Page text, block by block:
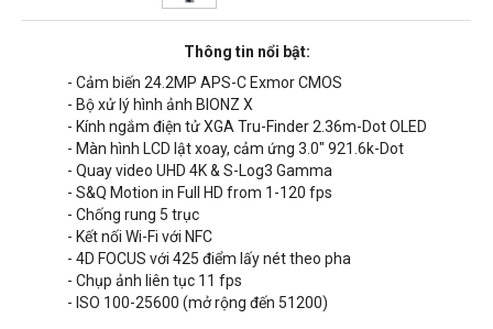
Thông tin nổi bật:
- Cảm biến 24.2MP APS-C Exmor CMOS
- Bộ xử lý hình ảnh BIONZ X
- Kính ngắm điện tử XGA Tru-Finder 2.36m-Dot OLED
- Màn hình LCD lật xoay, cảm ứng 3.0" 921.6k-Dot
- Quay video UHD 4K & S-Log3 Gamma
- S&Q Motion in Full HD from 1-120 fps
- Chống rung 5 trục
- Kết nối Wi-Fi với NFC
- 4D FOCUS với 425 điểm lấy nét theo pha
- Chụp ảnh liên tục 11 fps
- ISO 100-25600 (mở rộng đến 51200)